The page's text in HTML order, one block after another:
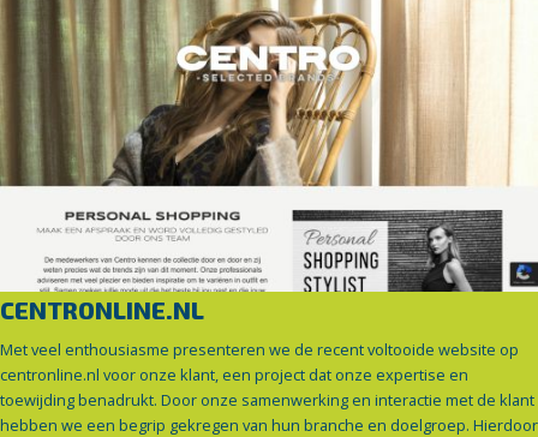
CENTRONLINE.NL
Met veel enthousiasme presenteren we de recent voltooide website op
centronline.nl voor onze klant, een project dat onze expertise en
toewijding benadrukt. Door onze samenwerking en interactie met de klant
hebben we een begrip gekregen van hun branche en doelgroep. Hierdoor